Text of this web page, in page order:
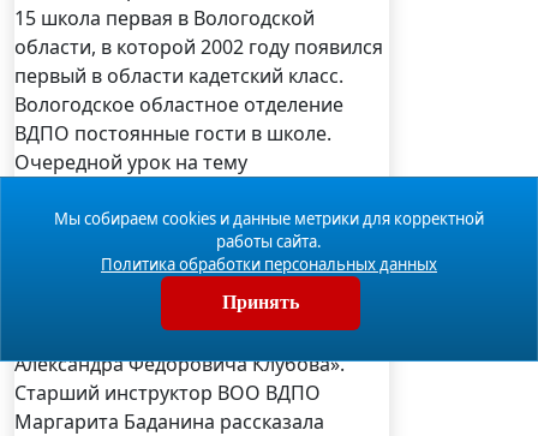
15 школа первая в Вологодской
области, в которой 2002 году появился
первый в области кадетский класс.
Вологодское областное отделение
ВДПО постоянные гости в школе.
Очередной урок на тему
пожарное общество. Цели. Задачи.
Деятельность» прошёл в 5 кадетском
классе «Средней
общеобразовательной школы № 15
имени дважды Героя Советского Союза
Александра Федоровича Клубова».
Старший инструктор ВОО ВДПО
Маргарита Баданина рассказала
Мы собираем cookies и данные метрики для корректной
работы сайта.
Политика обработки персональных данных
Принять